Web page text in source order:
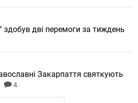
здобув дві перемоги за тиждень
Закарпаття святкують
4